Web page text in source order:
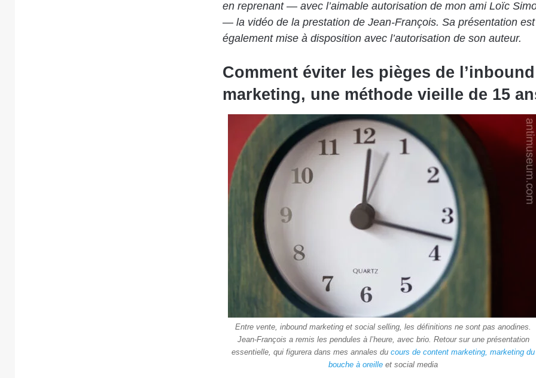
en reprenant — avec l’aimable autorisation de mon ami Loïc
— la vidéo de la prestation de Jean-François. Sa présentation est
également mise à disposition avec l’autorisation de son auteur.
Comment éviter les pièges de l’inbound
marketing, une méthode vieille de 15
Entre vente, inbound marketing et social selling, les définitions ne sont pas anodines.
Jean-François a remis les pendules à l’heure, avec brio. Retour sur une présentation
essentielle, qui figurera dans mes annales ducours de content marketing, marketing du
bouche à oreille et social media